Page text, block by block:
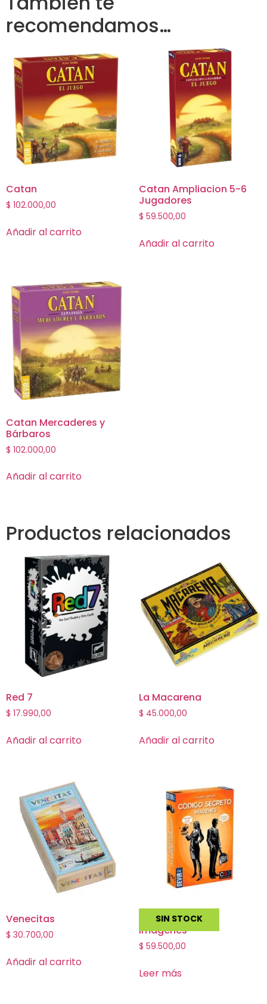
recomendamos…
Catan
$ 102.000,00
Añadir al carrito
Catan Ampliacion 5-6
Jugadores
$ 59.500,00
Añadir al carrito
Catan Mercaderes y
Bárbaros
$ 102.000,00
Añadir al carrito
Productos relacionados
Red 7
$ 17.990,00
Añadir al carrito
La Macarena
$ 45.000,00
Añadir al carrito
Venecitas
$ 30.700,00
Añadir al carrito
SIN STOCK
Codigo Secreto
Imagenes
$ 59.500,00
Leer más